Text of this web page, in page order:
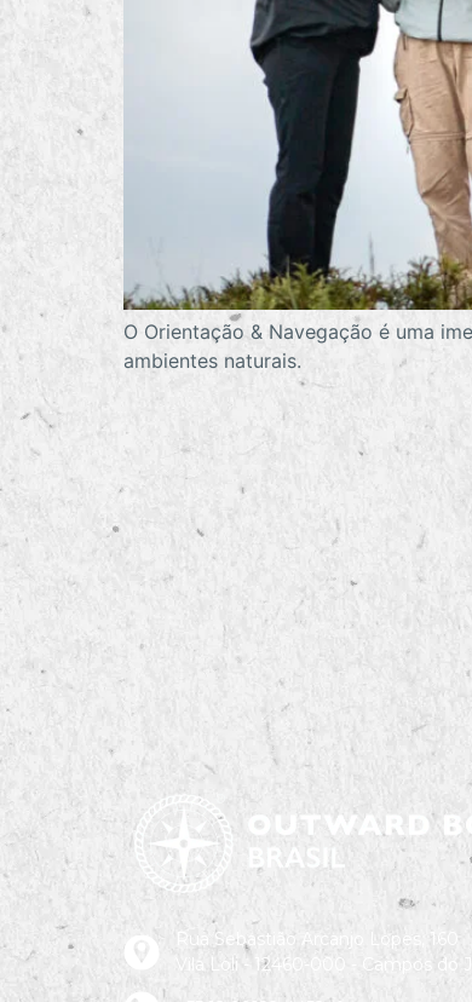
O Orientação & Navegação é uma
ambientes naturais.
Rua Sebastião Arcanjo Lopes, 160
Vila Loli - 12460-000 - Campos do